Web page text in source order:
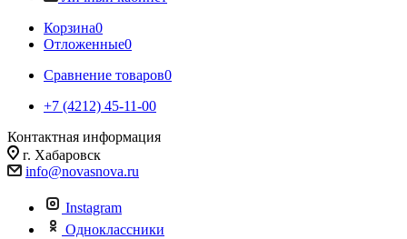
Корзина0
Отложенные0
Сравнение товаров0
+7 (4212) 45-11-00
Контактная информация
г. Хабаровск
info@novasnova.ru
Instagram
Одноклассники